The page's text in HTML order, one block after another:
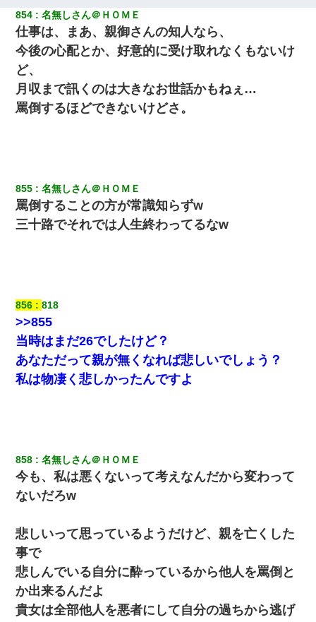
854 名無しさん＠ＨＯＭＥ
仕事は、まあ、親御さんの知人なら、
今後の心配とか、好意的に受け取れなくもないけ
ど、
月収まで訊くのは大きなお世話かもねぇ…
罵倒するほどできないけどさ。
855 名無しさん＠ＨＯＭＥ
罵倒することの方が常識知らずw
三十路でそれでは人生終わってるなw
856 818
>>855
当時はまだ26でしたけど？
あなただって親が無くなれば悲しいでしょう？
私は物凄く悲しかったんですよ
858 名無しさん＠ＨＯＭＥ
今も、私は悪くないって考えなんだから変わって
ないだろw
悲しいって思っているようだけど、親を亡くした
事で
悲しんでいる自分に酔っているから他人を罵倒と
か出来るんだよ
貴女は全部他人を悪者にして自分の過ちから逃げ